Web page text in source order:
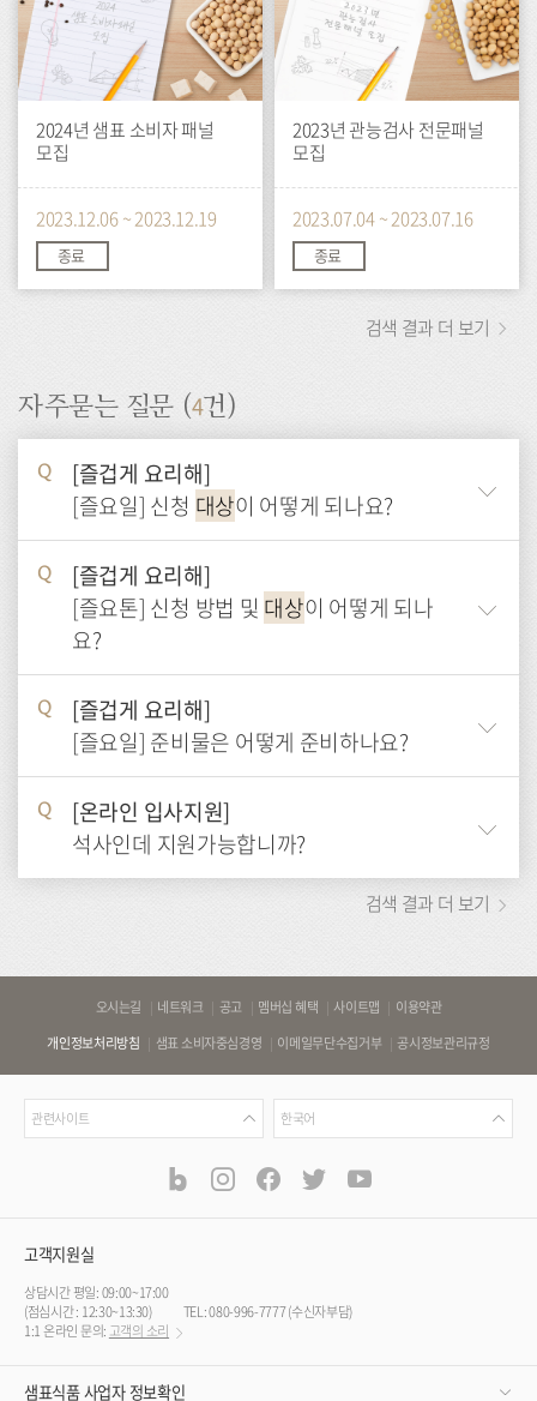
2024년 샘표 소비자 패널
모집
2023.12.06 ~ 2023.12.19
종료
2023년 관능검사 전문패널
모집
2023.07.04 ~ 2023.07.16
종료
검색 결과 더 보기
자주묻는 질문 (4건)
Q
[즐겁게 요리해]
[즐요일] 신청 대상이 어떻게 되나요?
Q
[즐겁게 요리해]
[즐요톤] 신청 방법 및 대상이 어떻게 되나
요?
Q
[즐겁게 요리해]
[즐요일] 준비물은 어떻게 준비하나요?
Q
[온라인 입사지원]
석사인데 지원가능합니까?
검색 결과 더 보기
오시는길 네트워크 공고 멤버십 혜택 사이트맵
이용약관
개인정보처리방침
샘표 소비자중심경영 이메일무단수집거부 공시정보관리규정
관
련
관련사이트
언
어
한국어
널
blog instagramfacebook
twitter
고객지원실
상담시간 평일: 09:00~17:00
(점심시간 : 12:30~13:30)
TEL: 080-996-7777 (수신자부담)
1:1 온라인 문의: 고객의 소리
샘표식품 사업자 정보확인